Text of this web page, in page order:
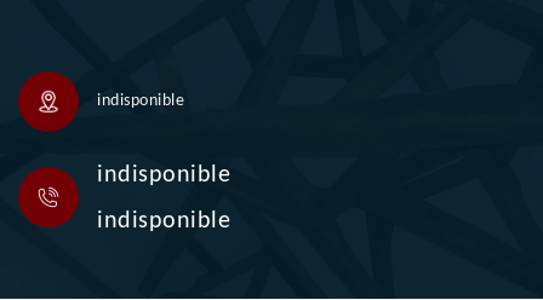
indisponible
indisponible
indisponible